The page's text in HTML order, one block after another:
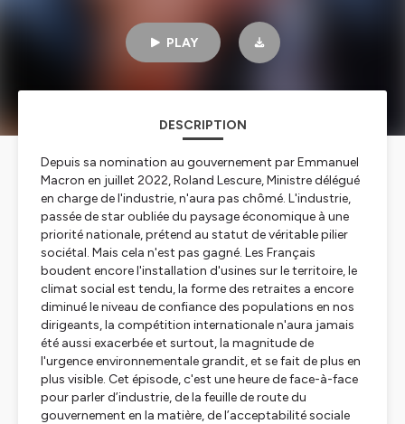
PLAY
DESCRIPTION
Depuis sa nomination au gouvernement par Emmanuel
Macron en juillet 2022, Roland Lescure, Ministre délégué
en charge de l'industrie, n'aura pas chômé. L'industrie,
passée de star oubliée du paysage économique à une
priorité nationale, prétend au statut de véritable pilier
sociétal. Mais cela n'est pas gagné. Les Français
boudent encore l'installation d'usines sur le territoire, le
climat social est tendu, la forme des retraites a encore
diminué le niveau de confiance des populations en nos
dirigeants, la compétition internationale n'aura jamais
été aussi exacerbée et surtout, la magnitude de
l'urgence environnementale grandit, et se fait de plus en
plus visible. Cet épisode, c'est une heure de face-à-face
pour parler d’industrie, de la feuille de route du
gouvernement en la matière, de l’acceptabilité sociale